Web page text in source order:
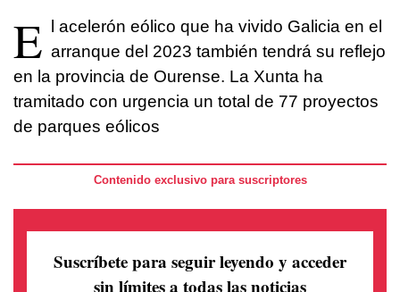
E
l acelerón eólico que ha vivido Galicia en el
arranque del 2023 también tendrá su reflejo
en la provincia de Ourense. La Xunta ha
tramitado con urgencia un total de 77 proyectos
de parques eólicos
Contenido exclusivo para suscriptores
Suscríbete para seguir leyendo y acceder
sin límites a todas las noticias